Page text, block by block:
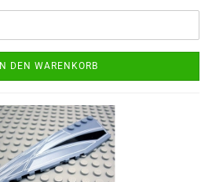
IN DEN WARENKORB